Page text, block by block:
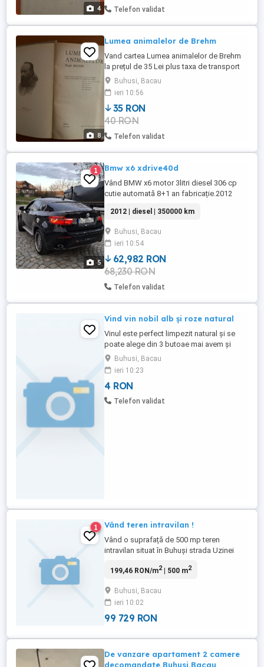
4 Telefon validat
8
Lumea animalelor de Brehm
Vand cartea Lumea animalelor de Brehm
la prețul de 35 Lei plus taxa de transport
prin Posta Romană cu plata ramburs .
Cartea are 850 pagini , conține și fotografii
, planșe color și coperțile sunt cartonate .
Livrare personală in Bacău , Piatra Neamț ,
Roman și Buhusi fără taxa de transport .
Buhusi, Bacau
ieri 10:56
35 RON
40 RON
Telefon validat
5
1 Bmw x6 xdrive40d
Vând BMW x6 motor 3litri diesel 306 cp
cutie automată 8+1 an fabricație.2012
perlat. dpf activ.suspensie arcuri.anvelope
noi jante r20.sistem audio prologic
7.navigatie mare 3d.padele volan.incalzire
scaune cu memorie volan electric .xenon
.trapă .consumabile schimbate.revizii ...
2012 | diesel | 350000 km
Buhusi, Bacau
ieri 10:54
62,982 RON
68,230 RON
Telefon validat
Vind vin nobil alb și roze natural
Vinul este perfect limpezit natural și se
poate alege din 3 butoae mai avem și
țuică din vin la 40 grade.
Buhusi, Bacau
ieri 10:23
4 RON
Telefon validat
1 Vând teren intravilan !
Vând o suprafață de 500 mp teren
intravilan situat în Buhuși strada Uzinei
este de 19.000 euro negociabil, mai multe
opt, doi, patru, nouă, zero, trei, nouă.
199,46 RON/m2| 500 m2
Buhusi, Bacau
ieri 10:02
99 729 RON
De vanzare apartament 2 camere
decomandate Buhusi Bacau